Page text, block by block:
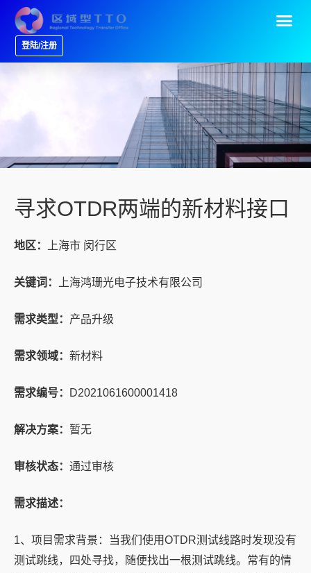
登陆/注册
寻求OTDR两端的新材料接口
地区： 上海市 闵行区
关键词： 上海鸿珊光电子技术有限公司
需求类型： 产品升级
需求领域： 新材料
需求编号： D2021061600001418
解决方案： 暂无
审核状态： 通过审核
需求描述：
1、项目需求背景：当我们使用OTDR测试线路时发现没有
测试跳线，四处寻找，随便找出一根测试跳线。常有的情